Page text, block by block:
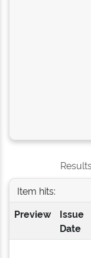
Item hits:
Preview
Issue
Date